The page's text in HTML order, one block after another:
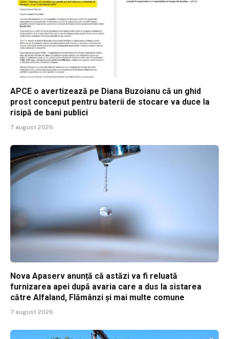
APCE o avertizează pe Diana Buzoianu că un ghid
prost conceput pentru baterii de stocare va duce la
risipă de bani publici
7 august 2026
Nova Apaserv anunță că astăzi va fi reluată
furnizarea apei după avaria care a dus la sistarea
către Alfaland, Flămânzi și mai multe comune
7 august 2026